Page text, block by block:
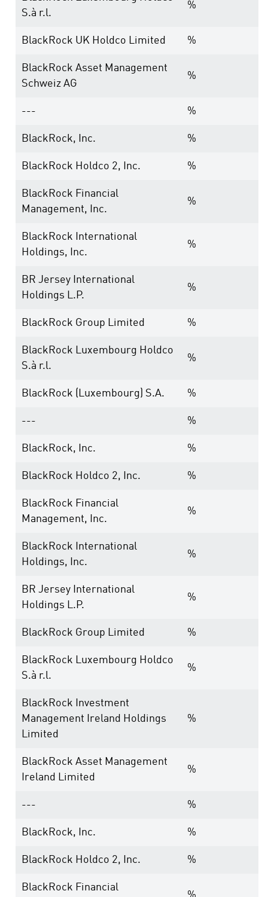
S.à r.l.
%
BlackRock UK Holdco Limited %
BlackRock Asset Management
Schweiz AG
%
--- %
BlackRock, Inc. %
BlackRock Holdco 2, Inc. %
BlackRock Financial
Management, Inc.
%
BlackRock International
Holdings, Inc.
%
BR Jersey International
Holdings L.P.
%
BlackRock Group Limited %
BlackRock Luxembourg Holdco
S.à r.l.
%
BlackRock (Luxembourg) S.A. %
--- %
BlackRock, Inc. %
BlackRock Holdco 2, Inc. %
BlackRock Financial
Management, Inc.
%
BlackRock International
Holdings, Inc.
%
BR Jersey International
Holdings L.P.
%
BlackRock Group Limited %
BlackRock Luxembourg Holdco
S.à r.l.
%
BlackRock Investment
Management Ireland Holdings
Limited
%
BlackRock Asset Management
Ireland Limited
%
--- %
BlackRock, Inc. %
BlackRock Holdco 2, Inc. %
BlackRock Financial